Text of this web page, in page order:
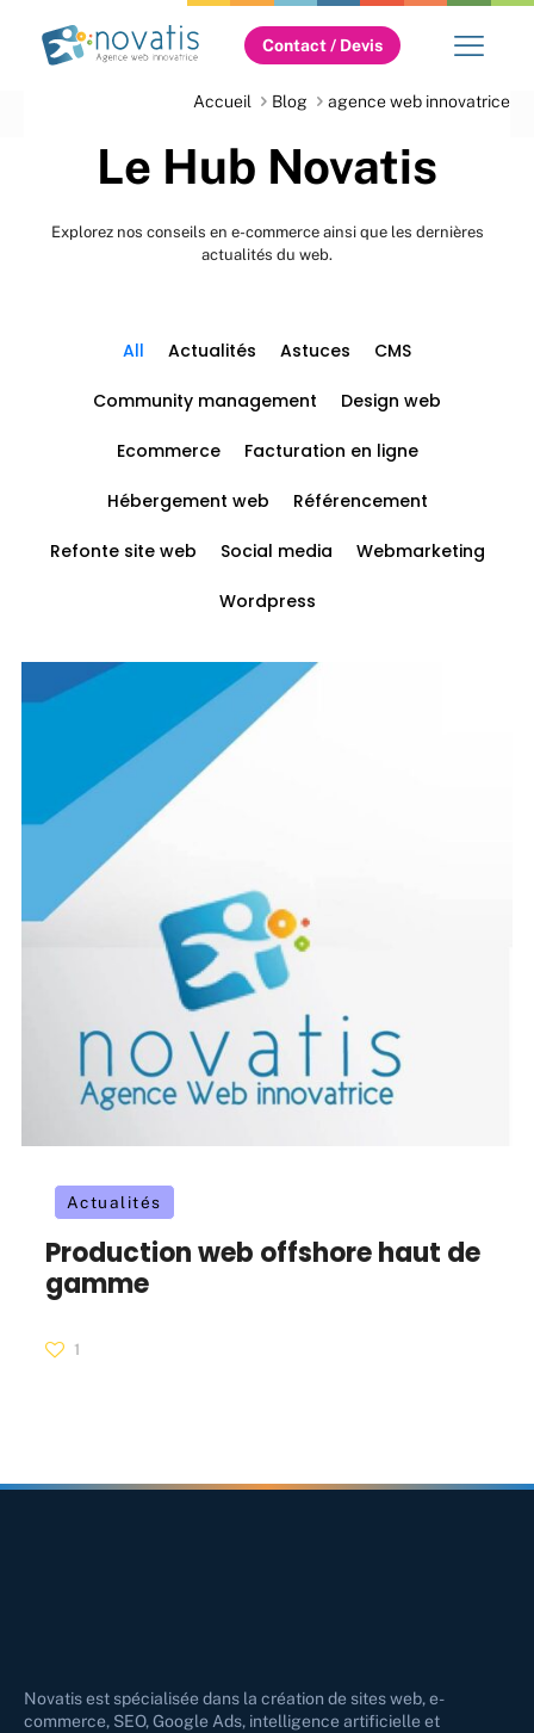
Contact / Devis
Accueil Blog agence web innovatrice
Le Hub Novatis
Explorez nos conseils en e-commerce ainsi que les dernières
actualités du web.
All Actualités Astuces CMS
Community management Design web
Ecommerce Facturation en ligne
Hébergement web Référencement
Refonte site web Social media Webmarketing
Wordpress
Actualités
Production web offshore haut de
gamme
1
Novatis est spécialisée dans la création de sites web, e-
commerce, SEO, Google Ads, intelligence artificielle et